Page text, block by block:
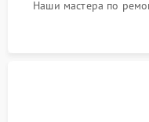
Наши мастера по